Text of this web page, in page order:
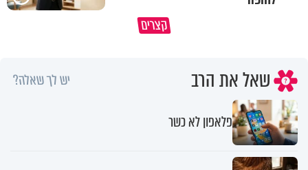
קצרים
שאל את הרב יש לך שאלה?
פלאפון לא כשר